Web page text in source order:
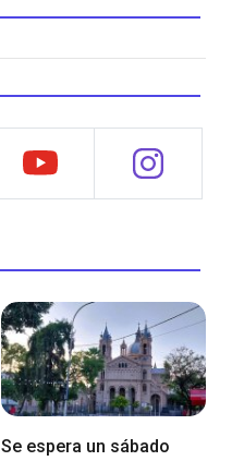
Se espera un sábado